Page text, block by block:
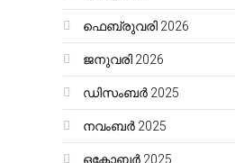
ഫെബ്രുവരി 2026
ജനുവരി 2026
ഡിസംബർ 2025
നവംബർ 2025
ഒക്ടോബർ 2025